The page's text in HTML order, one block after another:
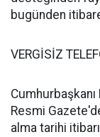
bugünden
VERGİSİZ
Cumhurbaşkanı
Resmi
alma tarihi